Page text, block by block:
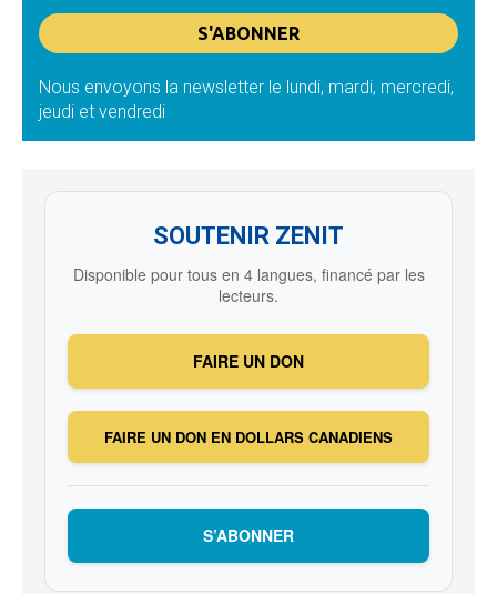
Nous envoyons la newsletter le lundi, mardi, mercredi,
jeudi et vendredi
SOUTENIR ZENIT
Disponible pour tous en 4 langues, financé par les
lecteurs.
FAIRE UN DON
FAIRE UN DON EN DOLLARS CANADIENS
S’ABONNER